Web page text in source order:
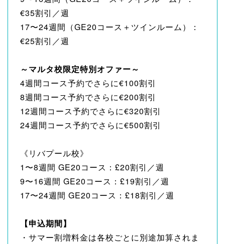
€35割引／週
17〜24週間（GE20コース＋ツインルーム）：
€25割引／週
～マルタ校限定特別オファー～
4週間コース予約でさらに€100割引
8週間コース予約でさらに€200割引
12週間コース予約でさらに€320割引
24週間コース予約でさらに€500割引
《リバプール校》
1〜8週間 GE20コース：£20割引／週
9〜16週間 GE20コース：£19割引／週
17〜24週間 GE20コース：£18割引／週
【申込期間】
・サマー割増料金は各校ごとに別途加算されま